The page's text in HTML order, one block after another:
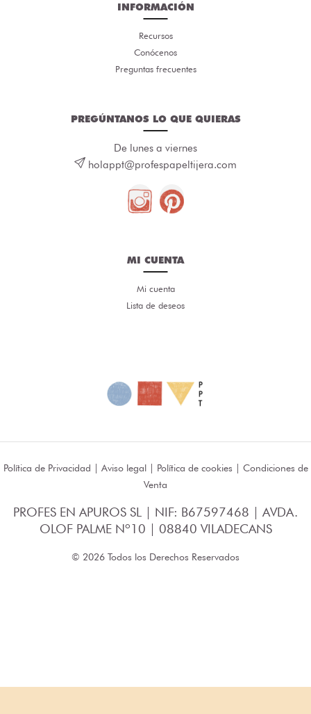
INFORMACIÓN
Recursos
Conócenos
Preguntas frecuentes
PREGÚNTANOS LO QUE QUIERAS
De lunes a viernes
holappt@profespapeltijera.com
MI CUENTA
Mi cuenta
Lista de deseos
Política de Privacidad | Aviso legal| Política de cookies | Condiciones de
Venta
PROFES EN APUROS SL | NIF: B67597468 | AVDA.
OLOF PALME Nº10 | 08840 VILADECANS
© 2026 Todos los Derechos Reservados